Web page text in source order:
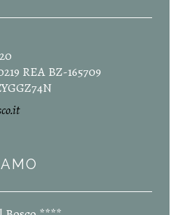
REA BZ-165709